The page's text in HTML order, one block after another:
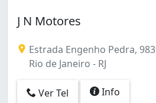
J N Motores
Estrada Engenho Pedra, 983
Rio de Janeiro - RJ
Ver Tel Info